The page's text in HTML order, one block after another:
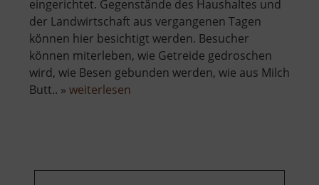
eingerichtet. Gegenstände des Haushaltes und
der Landwirtschaft aus vergangenen Tagen
können hier besichtigt werden. Besucher
können miterleben, wie Getreide gedroschen
wird, wie Besen gebunden werden, wie aus Milch
Butt.. » weiterlesen